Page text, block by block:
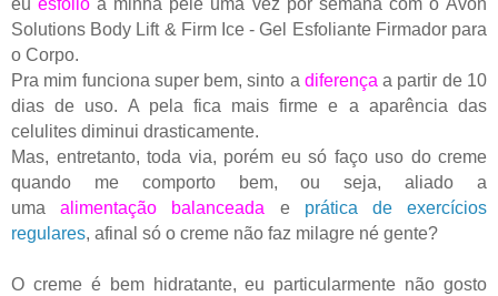
eu esfolio a minha pele uma vez por semana com o Avon
Solutions Body Lift & Firm Ice - Gel Esfoliante Firmador para
o Corpo.
Pra mim funciona super bem, sinto a diferença a partir de 10
dias de uso. A pela fica mais firme e a aparência das
celulites diminui drasticamente.
Mas, entretanto, toda via, porém eu só faço uso do creme
quando me comporto bem, ou seja, aliado a
uma
alimentação balanceada e prática de
exercícios
regulares, afinal só o creme não faz milagre né gente?
O creme é bem hidratante, eu particularmente não gosto